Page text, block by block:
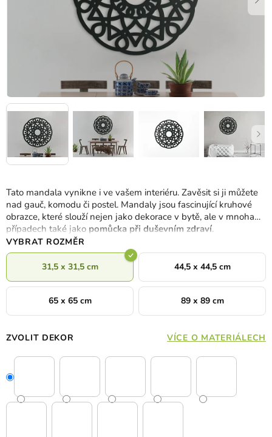
Tato mandala vynikne i ve vašem interiéru. Zavěsit si ji můžete
nad gauč, komodu či postel. Mandaly jsou fascinující kruhové
obrazce, které slouží nejen jako dekorace v bytě, ale v mnoha
případech také jako pomůcka při duševním zdraví.
VYBRAT ROZMĚR
31,5 x 31,5 cm 44,5 x 44,5 cm
65 x 65 cm 89 x 89 cm
ZVOLIT DEKOR VÍCE O MATERIÁLECH